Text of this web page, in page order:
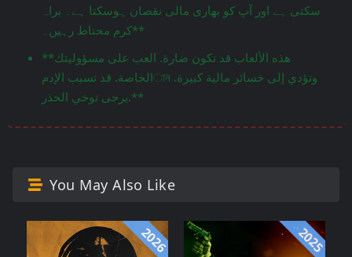
سکتی ہے اور آپ کو بھاری مالی نقصان ہوسکتا ہے۔ براہ
کرم محتاط رہیں۔**
**هذه الألعاب قد تكون ضارة. العب على مسؤوليتك
الخاصة. قد تسبب الإدمান وتؤدي إلى خسائر مالية كبيرة.
يرجى توخي الحذر.**
You May Also Like
2026 2025